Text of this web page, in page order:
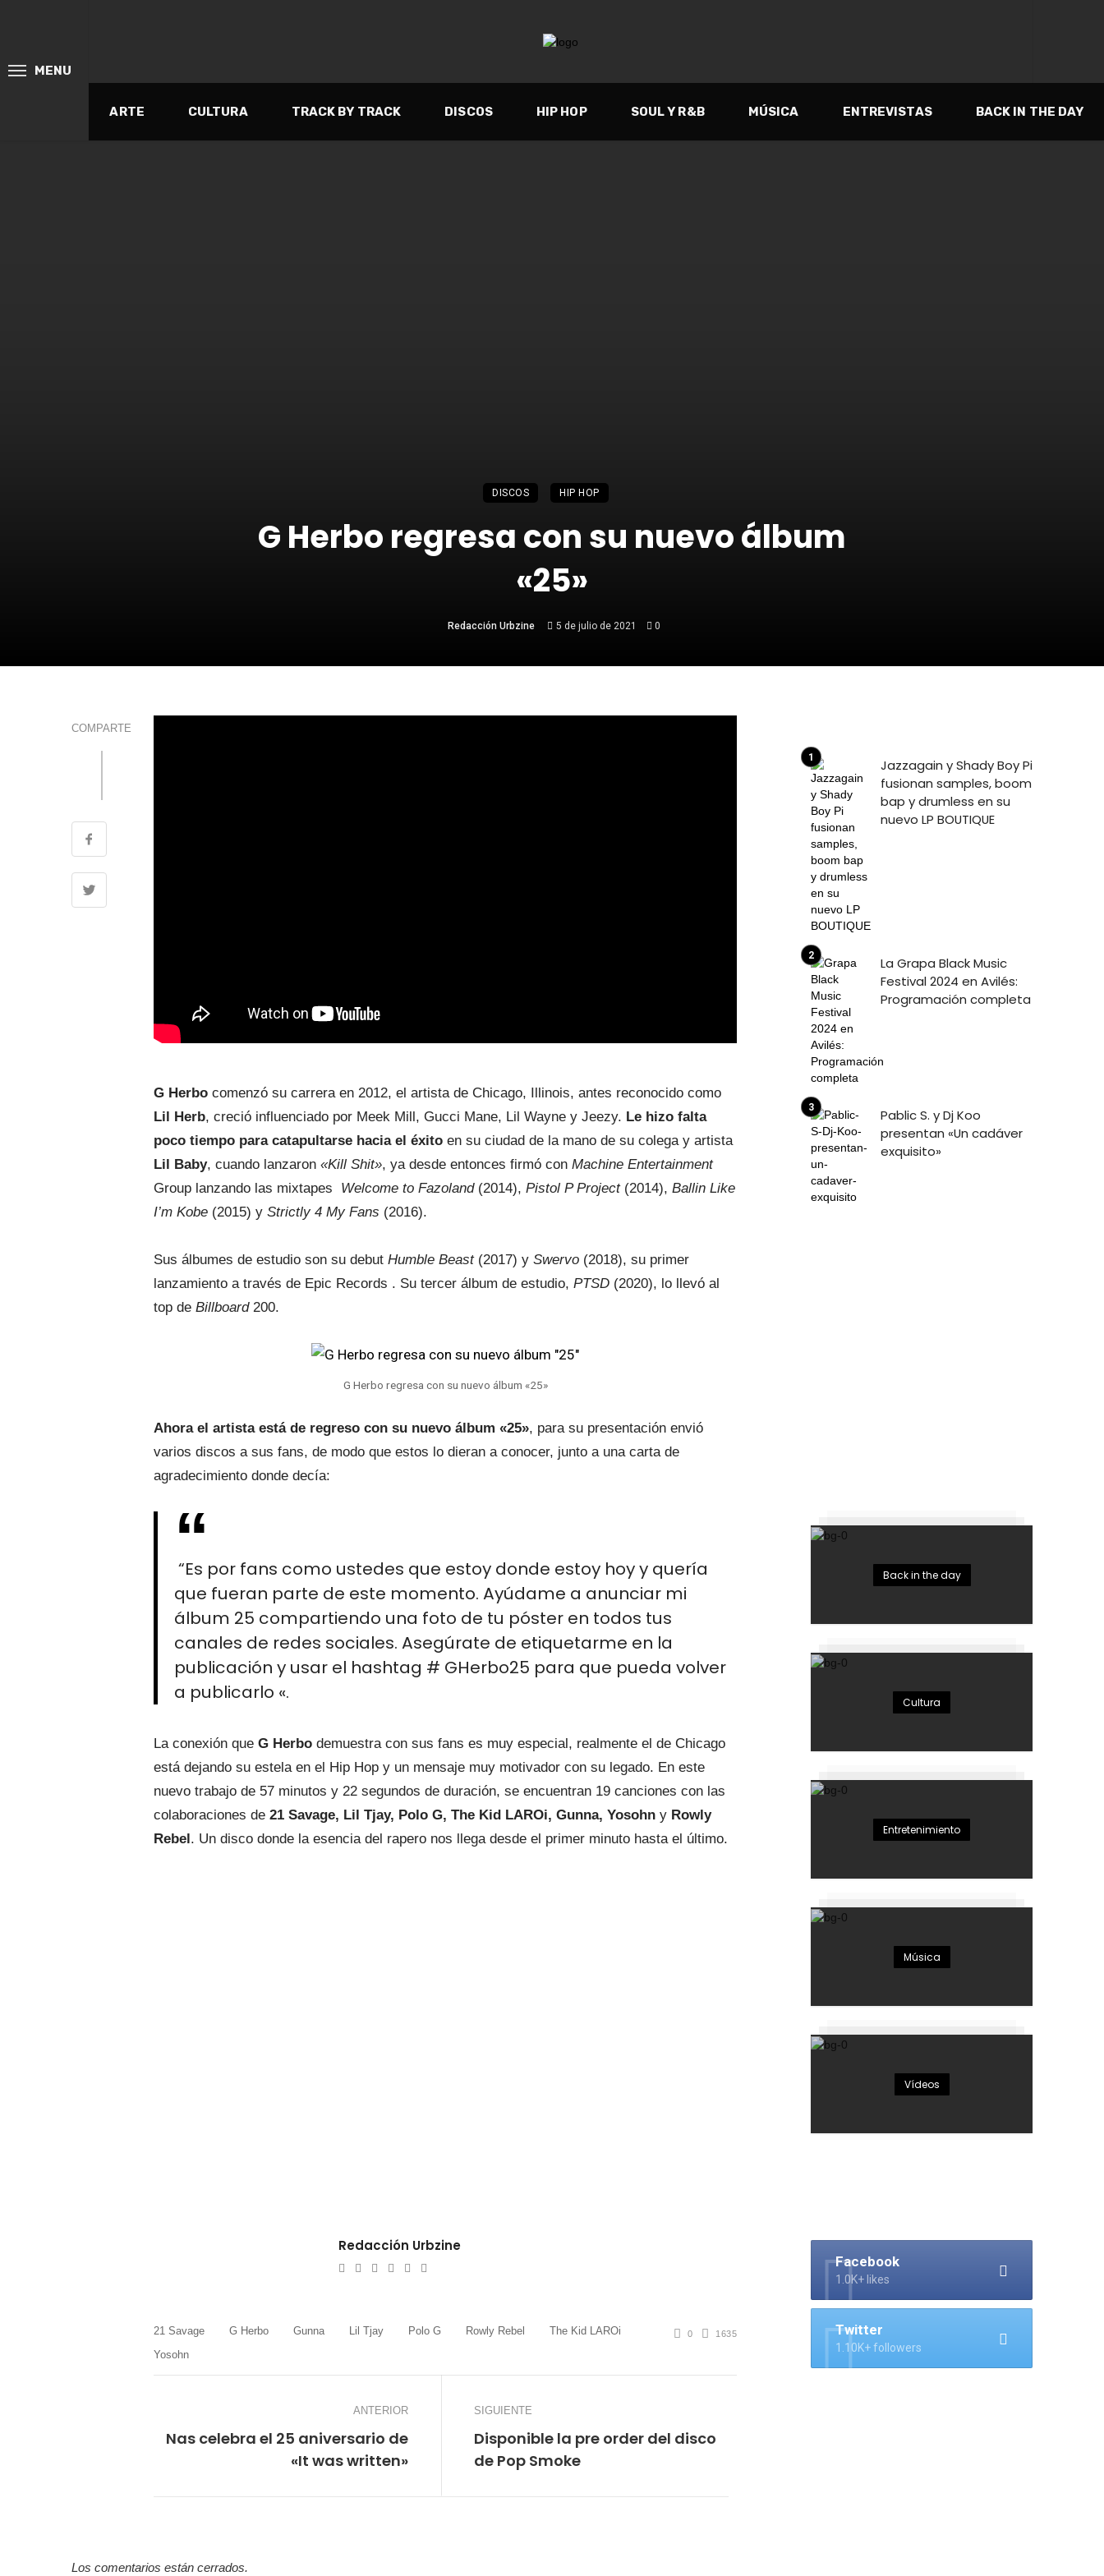
MENU
ARTE CULTURA TRACK BY TRACK DISCOS HIP HOP SOUL Y R&B MÚSICA ENTREVISTAS BACK IN THE DAY
DISCOS HIP HOP
G Herbo regresa con su nuevo álbum
«25»
Redacción Urbzine 5 de julio de 2021 0
COMPARTE
G Herbo comenzó su carrera en 2012, el artista de Chicago, Illinois, antes reconocido como
Lil Herb, creció influenciado por Meek Mill, Gucci Mane, Lil Wayne y Jeezy. Le hizo falta
poco tiempo para catapultarse hacia el éxito en su ciudad de la mano de su colega y artista
Lil Baby, cuando lanzaron «Kill Shit», ya desde entonces firmó con Machine Entertainment
Group lanzando las mixtapes Welcome to Fazoland(2014), Pistol P Project(2014), Ballin Like
I’m Kobe (2015) y Strictly 4 My Fans (2016).
Sus álbumes de estudio son su debut Humble Beast(2017) y Swervo (2018), su primer
lanzamiento a través de Epic Records . Su tercer álbum de estudio, PTSD (2020), lo llevó al
top de Billboard200.
G Herbo regresa con su nuevo álbum «25»
Ahora el artista está de regreso con su nuevo álbum «25», para su presentación envió
varios discos a sus fans, de modo que estos lo dieran a conocer, junto a una carta de
agradecimiento donde decía:
“Es por fans como ustedes que estoy donde estoy hoy y quería
que fueran parte de este momento. Ayúdame a anunciar mi
álbum 25 compartiendo una foto de tu póster en todos tus
canales de redes sociales. Asegúrate de etiquetarme en la
publicación y usar el hashtag # GHerbo25 para que pueda volver
a publicarlo «.
La conexión que G Herbo demuestra con sus fans es muy especial, realmente el de Chicago
está dejando su estela en el Hip Hop y un mensaje muy motivador con su legado. En este
nuevo trabajo de 57 minutos y 22 segundos de duración, se encuentran 19 canciones con las
colaboraciones de 21 Savage, Lil Tjay, Polo G, The Kid LAROi, Gunna, Yosohn y Rowly
Rebel. Un disco donde la esencia del rapero nos llega desde el primer minuto hasta el último.
Redacción Urbzine
WebsiteTwitterFacebook
Youtube
21 Savage G Herbo Gunna Lil Tjay Polo G Rowly Rebel
The Kid LAROi
Yosohn
0 1635
ANTERIOR
Nas celebra el 25 aniversario de
«It was written»
SIGUIENTE
Disponible la pre order del disco
de Pop Smoke
Los comentarios están cerrados.
Jazzagain y Shady Boy Pi
fusionan samples, boom
bap y drumless en su
nuevo LP BOUTIQUE
La Grapa Black Music
Festival 2024 en Avilés:
Programación completa
Pablic S. y Dj Koo
presentan «Un cadáver
exquisito»
Back in the day
Cultura
Entretenimiento
Música
Vídeos
Facebook
1.0K+ likes
Twitter
1.10K+ followers